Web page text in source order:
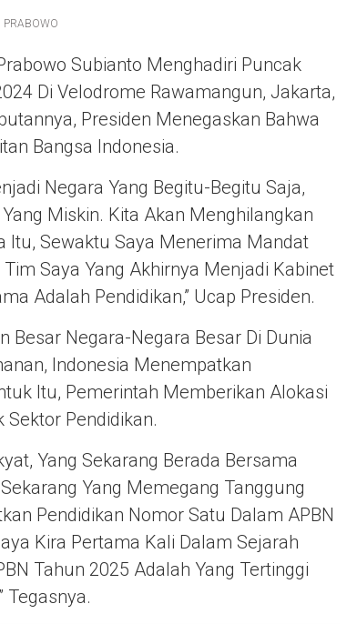
PRABOWO
Subianto Menghadiri Puncak
Di Velodrome Rawamangun, Jakarta,
Presiden Menegaskan Bahwa
Bangsa Indonesia.
Negara Yang Begitu-Begitu Saja,
Miskin. Kita Akan Menghilangkan
Itu, Sewaktu Saya Menerima Mandat
Saya Yang Akhirnya Menjadi Kabinet
Adalah Pendidikan,” Ucap Presiden.
Besar Negara-Negara Besar Di Dunia
Indonesia Menempatkan
Itu, Pemerintah Memberikan Alokasi
Sektor Pendidikan.
Yang Sekarang Berada Bersama
Yang Memegang Tanggung
Pendidikan Nomor Satu Dalam APBN
Kira Pertama Kali Dalam Sejarah
Tahun 2025 Adalah Yang Tertinggi
Tegasnya.